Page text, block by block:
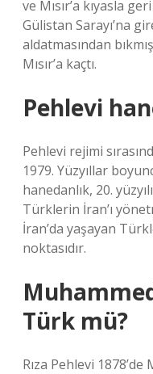
ve Mısır’a kıyasla
Gülistan Sarayı’na
aldatmasından
Mısır’a kaçtı.
Pehlevi
Pehlevi rejimi
1979. Yüzyıllar
hanedanlık, 20.
Türklerin İran’ı
İran’da yaşayan
noktasıdır.
Türk mü?
Rıza Pehlevi